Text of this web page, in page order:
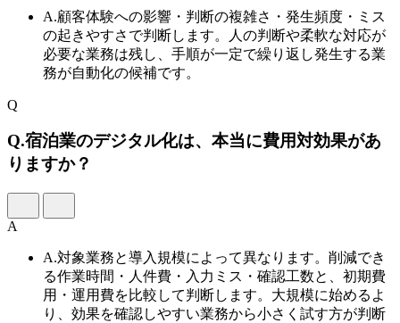
A.顧客体験への影響・判断の複雑さ・発生頻度・ミス
の起きやすさで判断します。人の判断や柔軟な対応が
必要な業務は残し、手順が一定で繰り返し発生する業
務が自動化の候補です。
Q
Q.宿泊業のデジタル化は、本当に費用対効果があ
りますか？
A
A.対象業務と導入規模によって異なります。削減でき
る作業時間・人件費・入力ミス・確認工数と、初期費
用・運用費を比較して判断します。大規模に始めるよ
り、効果を確認しやすい業務から小さく試す方が判断